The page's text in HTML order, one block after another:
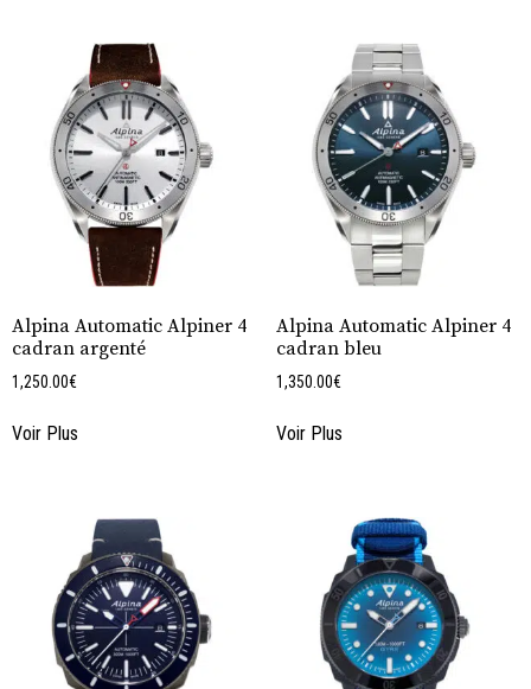
Alpina Automatic Alpiner 4
cadran argenté
1,250.00€
Voir Plus
Alpina Automatic Alpiner 4
cadran bleu
1,350.00€
Voir Plus